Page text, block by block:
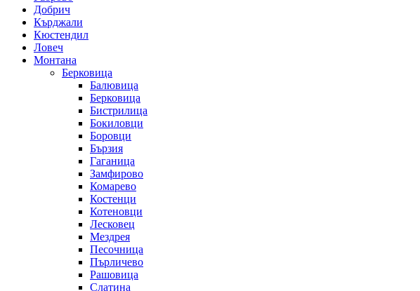
Добрич
Кърджали
Кюстендил
Ловеч
Монтана
Берковица
Балювица
Берковица
Бистрилица
Бокиловци
Боровци
Бързия
Гаганица
Замфирово
Комарево
Костенци
Котеновци
Лесковец
Мездрея
Песочница
Пърличево
Рашовица
Слатина